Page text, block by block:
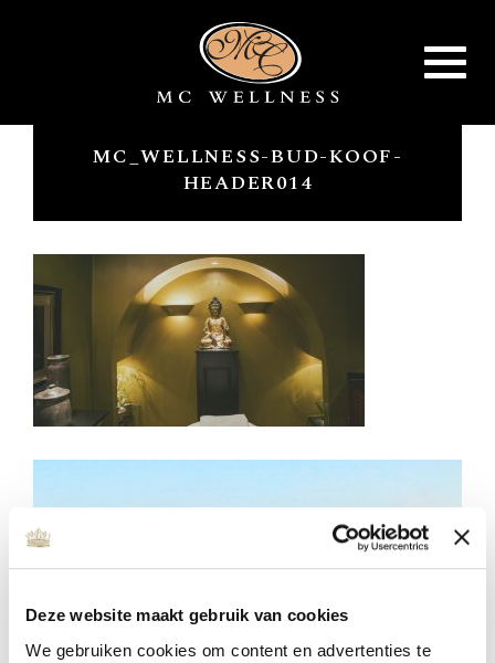
Deze website maakt gebruik van cookies
We gebruiken cookies om content en advertenties te
Toggle
MC_WELLNESS-BUD-KOOF-
HEADER014